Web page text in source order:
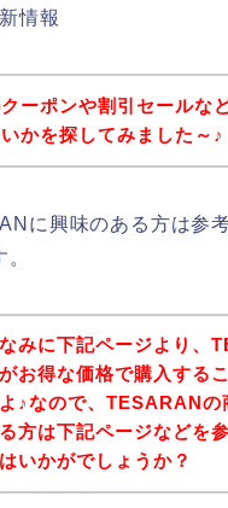
情報
ーポンや割引セールな
かを探してみました～♪
に興味のある方は参
みに下記ページより、
お得な価格で購入する
♪なので、TESARANの
方は下記ページなどを
いかがでしょうか？